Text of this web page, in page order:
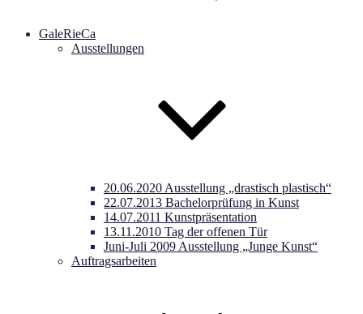
GaleRieCa
Ausstellungen
20.06.2020 Ausstellung „drastisch plastisch“
22.07.2013 Bachelorprüfung in Kunst
14.07.2011 Kunstpräsentation
13.11.2010 Tag der offenen Tür
Juni-Juli 2009 Ausstellung „Junge Kunst“
Auftragsarbeiten